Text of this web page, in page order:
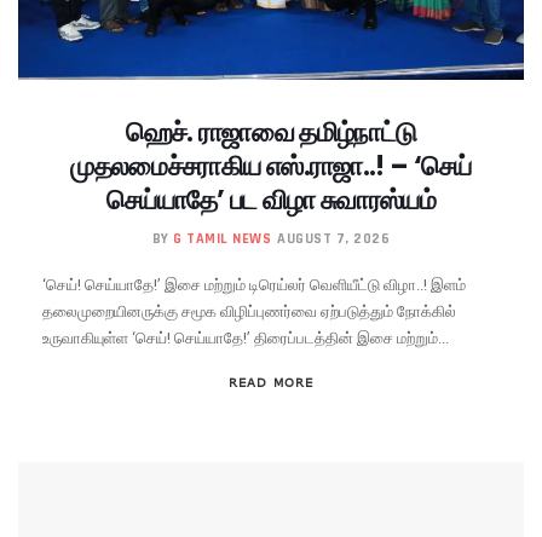
ஹெச். ராஜாவை தமிழ்நாட்டு
முதலமைச்சராகிய எஸ்.ராஜா..! – ‘செய்
செய்யாதே’ பட விழா சுவாரஸ்யம்
BY G TAMIL NEWS AUGUST 7, 2026
‘செய்! செய்யாதே!’ இசை மற்றும் டிரெய்லர் வெளியீட்டு விழா..! இளம்
தலைமுறையினருக்கு சமூக விழிப்புணர்வை ஏற்படுத்தும் நோக்கில்
உருவாகியுள்ள ‘செய்! செய்யாதே!’ திரைப்படத்தின் இசை மற்றும்...
READ MORE